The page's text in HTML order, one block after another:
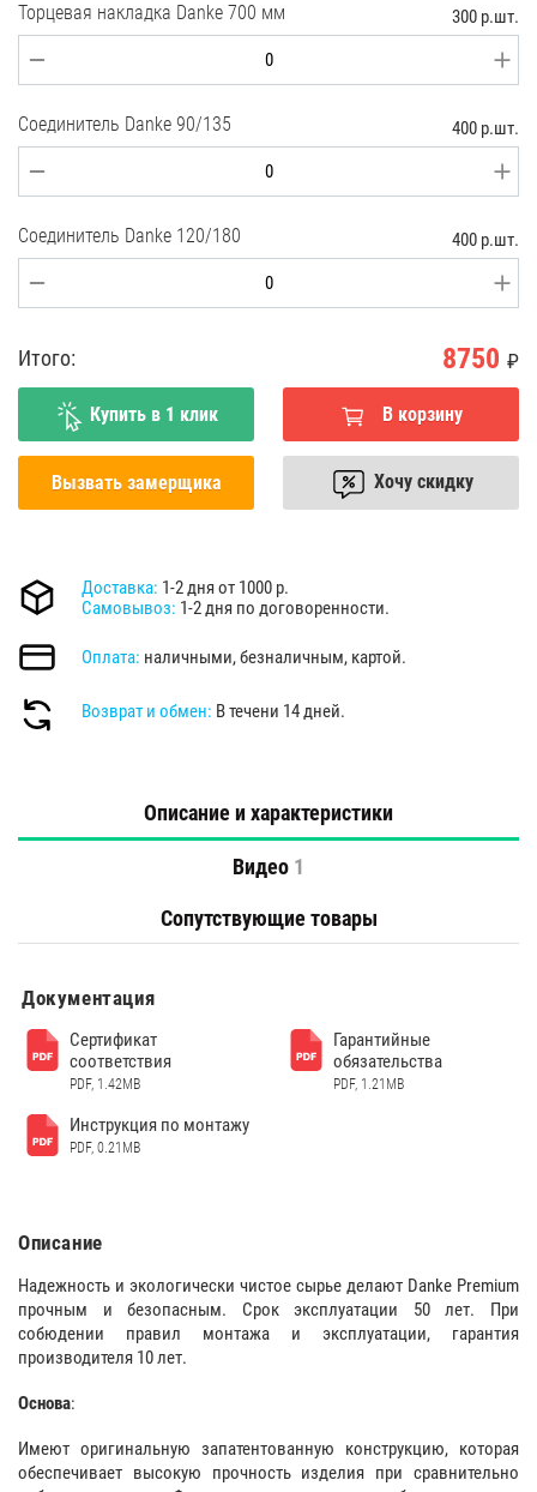
Торцевая накладка Danke 700 мм 300 р.шт.
Соединитель Danke 90/135 400 р.шт.
Соединитель Danke 120/180 400 р.шт.
Итого: 8750 ₽
Купить в 1 клик В корзину
Вызвать замерщика Хочу скидку
Доставка: 1-2 дня от 1000 р.
Самовывоз: 1-2 дня по договоренности.
Оплата: наличными, безналичным, картой.
Возврат и обмен: В течени 14 дней.
Описание и характеристики
Видео 1
Сопутствующие товары
Документация
Сертификат
соответствия
PDF, 1.42MB
Гарантийные
обязательства
PDF, 1.21MB
Инструкция по монтажу
PDF, 0.21MB
Описание
Надежность и экологически чистое сырье делают Danke Premium
прочным и безопасным. Срок эксплуатации 50 лет. При
собюдении правил монтажа и эксплуатации, гарантия
производителя 10 лет.
Основа:
Имеют оригинальную запатентованную конструкцию, которая
обеспечивает высокую прочность изделия при сравнительно